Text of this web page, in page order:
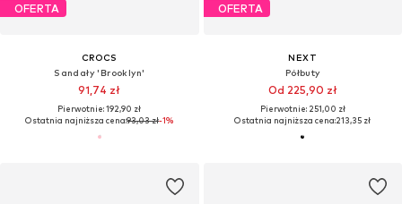
OFERTA
CROCS
Sandały 'Brooklyn'
91,74 zł
Pierwotnie: 192,90 zł
Ostatnia najniższa cena:93,03 zł-1%
OFERTA
NEXT
Półbuty
Od 225,90 zł
Pierwotnie: 251,00 zł
Ostatnia najniższa cena:213,35 zł